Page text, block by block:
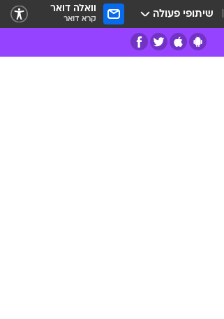
שיתופי פעולה וואלה דואר
קרא דואר